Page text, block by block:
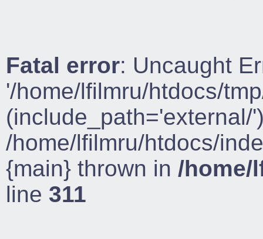
Fatal error: Uncaught
'/home/lfilmru/htdocs/
(include_path='external/
/home/lfilmru/htdocs/
{main} thrown in /home/
line 311